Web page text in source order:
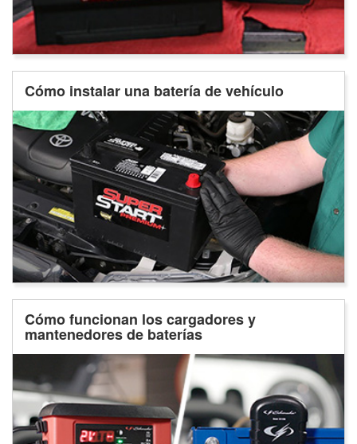
Cómo instalar una batería de vehículo
Cómo funcionan los cargadores y
mantenedores de baterías